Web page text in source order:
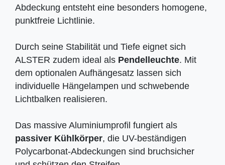
Abdeckung entsteht eine besonders homogene,
punktfreie Lichtlinie.
Durch seine Stabilität und Tiefe eignet sich
ALSTER zudem ideal als Pendelleuchte. Mit
dem optionalen Aufhängesatz lassen sich
individuelle Hängelampen und schwebende
Lichtbalken realisieren.
Das massive Aluminiumprofil fungiert als
passiver Kühlkörper, die UV-beständigen
Polycarbonat-Abdeckungen sind bruchsicher